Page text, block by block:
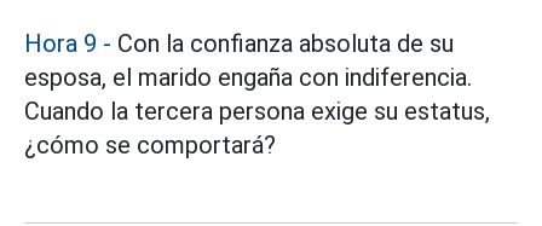
Hora 9 - Con la confianza absoluta de su
esposa, el marido engaña con indiferencia.
Cuando la tercera persona exige su estatus,
¿cómo se comportará?